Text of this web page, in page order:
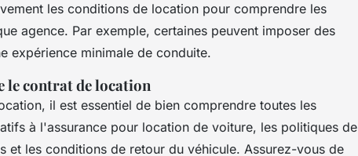
les conditions de location pour comprendre les
agence. Par exemple, certaines peuvent imposer des
expérience minimale de conduite.
le contrat de location
il est essentiel de bien comprendre toutes les
à l'assurance pour location de voiture, les politiques de
et les conditions de retour du véhicule. Assurez-vous de